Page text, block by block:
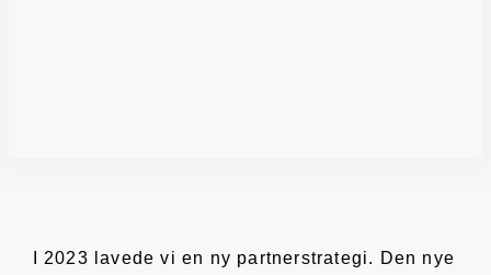
I 2023 lavede vi en ny partnerstrategi. Den nye